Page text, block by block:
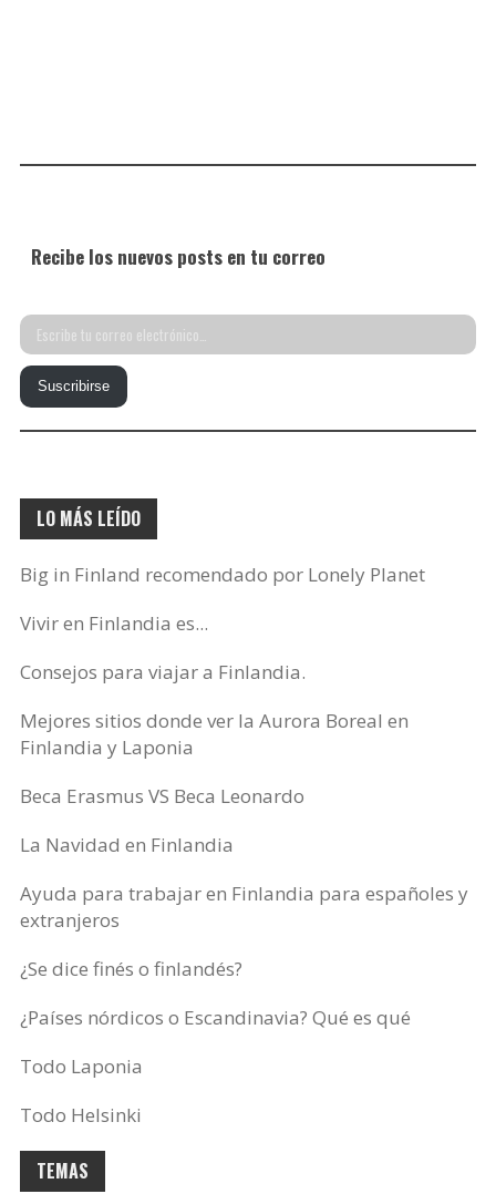
Recibe los nuevos posts en tu correo
Escribe
tu
correo
electrónico…
Suscribirse
LO MÁS LEÍDO
Big in Finland recomendado por Lonely Planet
Vivir en Finlandia es...
Consejos para viajar a Finlandia.
Mejores sitios donde ver la Aurora Boreal en
Finlandia y Laponia
Beca Erasmus VS Beca Leonardo
La Navidad en Finlandia
Ayuda para trabajar en Finlandia para españoles y
extranjeros
¿Se dice finés o finlandés?
¿Países nórdicos o Escandinavia? Qué es qué
Todo Laponia
Todo Helsinki
TEMAS